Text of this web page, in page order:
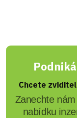
Chcete
Zanechte
nabídku